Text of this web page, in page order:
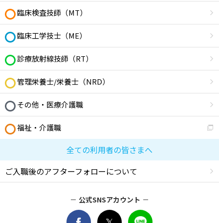
臨床検査技師（MT）
臨床工学技士（ME）
診療放射線技師（RT）
管理栄養士/栄養士（NRD）
その他・医療介護職
福祉・介護職
全ての利用者の皆さまへ
ご入職後のアフターフォローについて
公式SNSアカウント